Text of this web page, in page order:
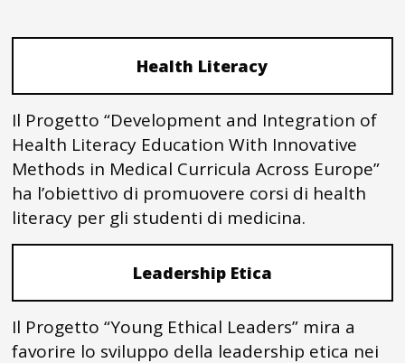
Health Literacy
Il Progetto “Development and Integration of
Health Literacy Education With Innovative
Methods in Medical Curricula Across Europe”
ha l’obiettivo di promuovere corsi di health
literacy per gli studenti di medicina.
Leadership Etica
Il Progetto “Young Ethical Leaders” mira a
favorire lo sviluppo della leadership etica nei